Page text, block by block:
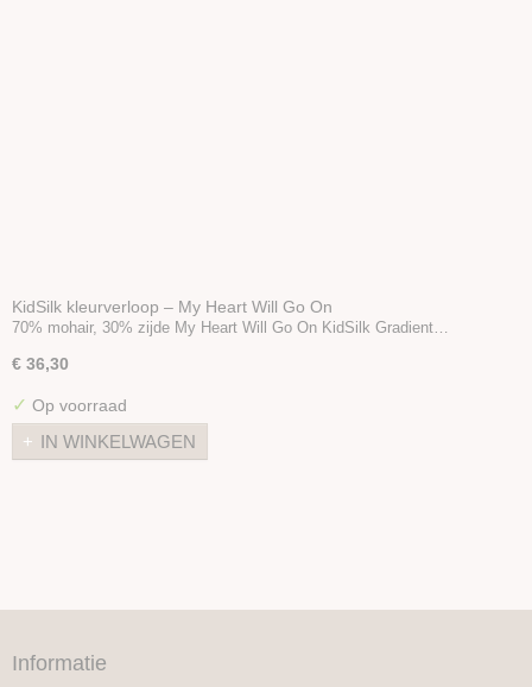
KidSilk kleurverloop – My Heart Will Go On
70% mohair, 30% zijde My Heart Will Go On KidSilk Gradient…
€ 36,30
✓ Op voorraad
IN WINKELWAGEN
Informatie